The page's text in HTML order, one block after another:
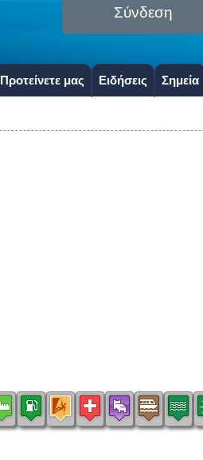
Σύνδεση
Προτείνετε μας Ειδήσεις Σημεία